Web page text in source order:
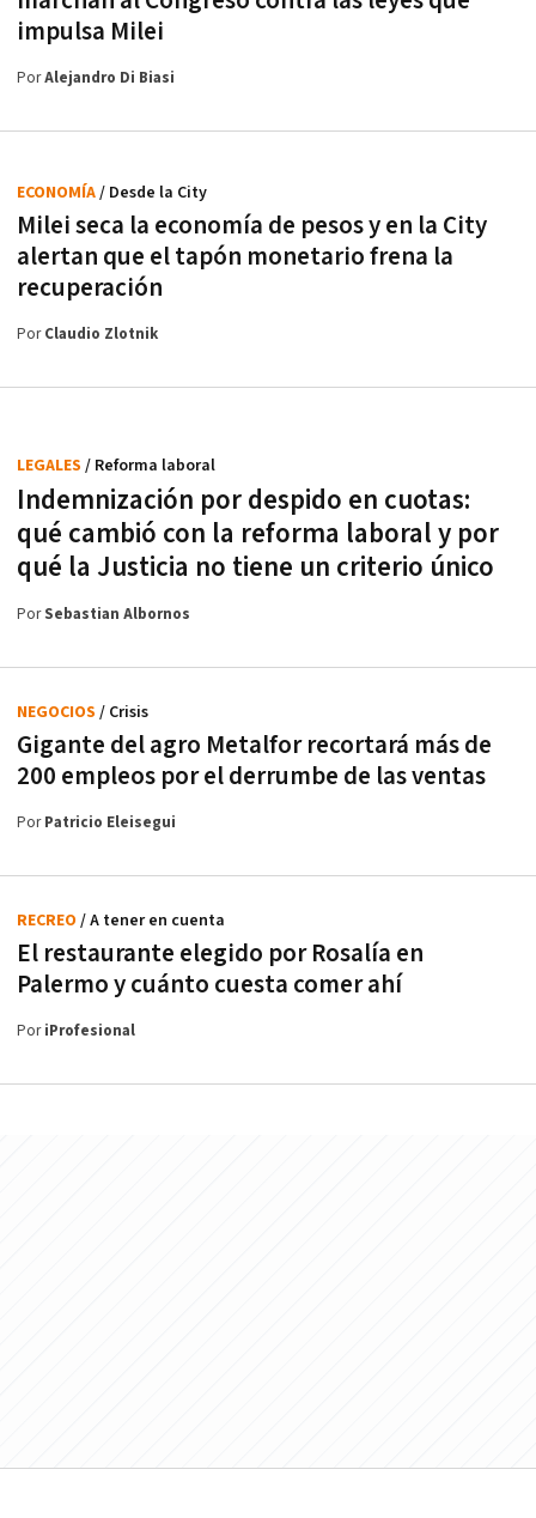
impulsa Milei
PorAlejandro Di Biasi
Milei seca la economía de pesos y en la City
alertan que el tapón monetario frena la
recuperación
ECONOMÍA/ Desde la City
PorClaudio Zlotnik
Indemnización por despido en cuotas:
qué cambió con la reforma laboral y por
qué la Justicia no tiene un criterio único
LEGALES / Reforma laboral
PorSebastian Albornos
Gigante del agro Metalfor recortará más de
200 empleos por el derrumbe de las ventas
NEGOCIOS / Crisis
PorPatricio Eleisegui
El restaurante elegido por Rosalía en
Palermo y cuánto cuesta comer ahí
RECREO / A tener en cuenta
PoriProfesional